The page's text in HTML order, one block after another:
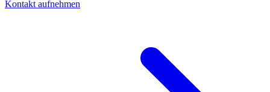
Kontakt aufnehmen